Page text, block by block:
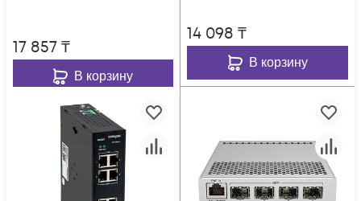
17 857₸
В корзину
14 098 ₸
В корзину